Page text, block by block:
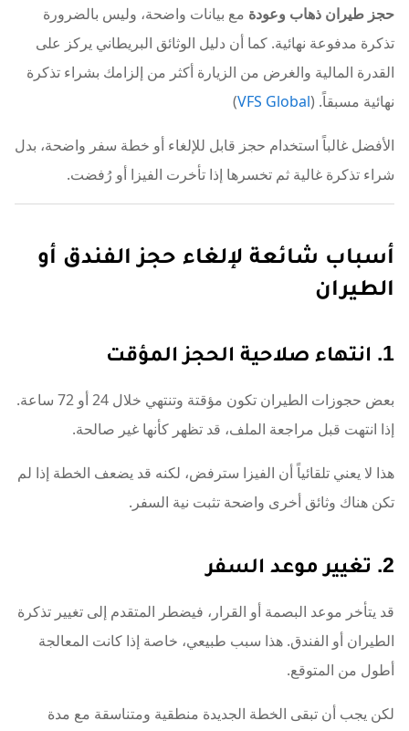
حجز طيران ذهاب وعودة مع بيانات واضحة، وليس بالضرورة
تذكرة مدفوعة نهائية. كما أن دليل الوثائق البريطاني يركز على
القدرة المالية والغرض من الزيارة أكثر من إلزامك بشراء تذكرة
نهائية مسبقاً. (VFS Global
)
الأفضل غالباً استخدام حجز قابل للإلغاء أو خطة سفر واضحة، بدل
شراء تذكرة غالية ثم تخسرها إذا تأخرت الفيزا أو رُفضت.
أسباب شائعة لإلغاء حجز الفندق أو
الطيران
1. انتهاء صلاحية الحجز المؤقت
بعض حجوزات الطيران تكون مؤقتة وتنتهي خلال 24 أو 72 ساعة.
إذا انتهت قبل مراجعة الملف، قد تظهر كأنها غير صالحة.
هذا لا يعني تلقائياً أن الفيزا سترفض، لكنه قد يضعف الخطة إذا لم
تكن هناك وثائق أخرى واضحة تثبت نية السفر.
2. تغيير موعد السفر
قد يتأخر موعد البصمة أو القرار، فيضطر المتقدم إلى تغيير تذكرة
الطيران أو الفندق. هذا سبب طبيعي، خاصة إذا كانت المعالجة
أطول من المتوقع.
لكن يجب أن تبقى الخطة الجديدة منطقية ومتناسقة مع مدة